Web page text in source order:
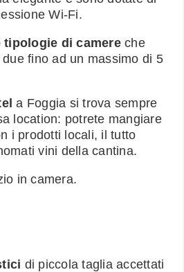
Wi-Fi.
tipologie di camereche
fino ad un massimo di 5
a Foggia si trova sempre
location: potrete mangiare
i prodotti locali, il tutto
vini della cantina.
in camera.
di piccola taglia accettati